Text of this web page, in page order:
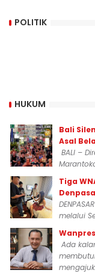
POLITIK
HUKUM
Bali
Asal
BALI –
Tiga
melalui
Ada